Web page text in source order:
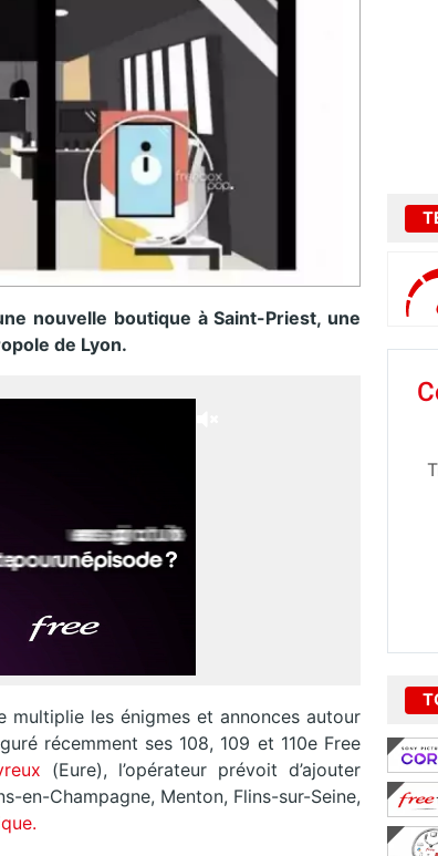
nouvelle boutique à Saint-Priest, une
de Lyon.
multiplie les énigmes et annonces autour
récemment ses 108, 109 et 110e Free
(Eure), l’opérateur prévoit d’ajouter
en-Champagne, Menton, Flins-sur-Seine,